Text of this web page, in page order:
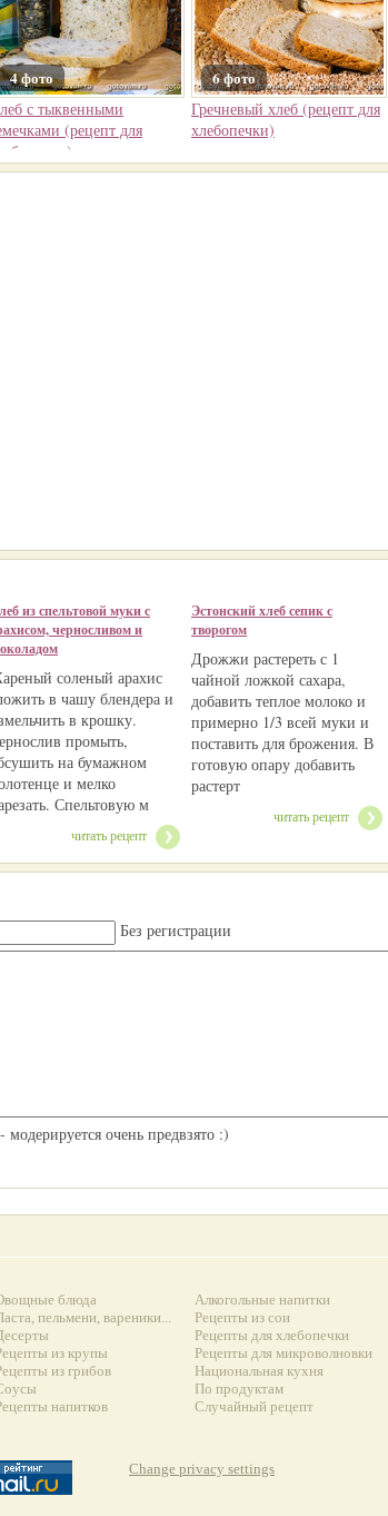
4 фото
с тыквенными
(рецепт для
хлебопечки)
6 фото
Гречневый хлеб (рецепт для
хлебопечки)
из спельтовой муки с
черносливом и
соленый арахис
в чашу блендера и
в крошку.
промыть,
на бумажном
и мелко
Спельтовую м
читать рецепт
Эстонский хлеб сепик с
творогом
Дрожжи растереть с 1
чайной ложкой сахара,
добавить теплое молоко и
примерно 1/3 всей муки и
поставить для брожения. В
готовую опару добавить
растерт
читать рецепт
Без регистрации
- модерируется очень предвзято :)
блюда
пельмени, вареники...
из крупы
из грибов
напитков
Алкогольные напитки
Рецепты из сои
Рецепты для хлебопечки
Рецепты для микроволновки
Национальная кухня
По продуктам
Случайный рецепт
Change privacy settings